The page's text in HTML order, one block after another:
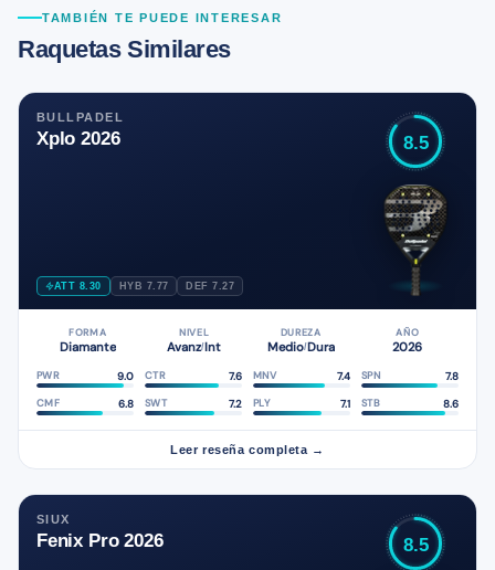
TAMBIÉN TE PUEDE INTERESAR
Raquetas Similares
BULLPADEL
Xplo 2026
ATT 8.30 HYB 7.77 DEF 7.27
8.5
FORMA
Diamante
NIVEL
Avanz/Int
DUREZA
Medio/Dura
AÑO
2026
PWR 9.0 CTR 7.6 MNV 7.4 SPN 7.8
CMF 6.8 SWT 7.2 PLY 7.1 STB 8.6
Leer reseña completa →
SIUX
Fenix Pro 2026 8.5